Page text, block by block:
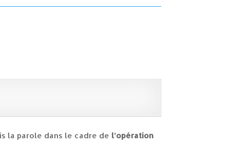
la parole dans le cadre de l’opération